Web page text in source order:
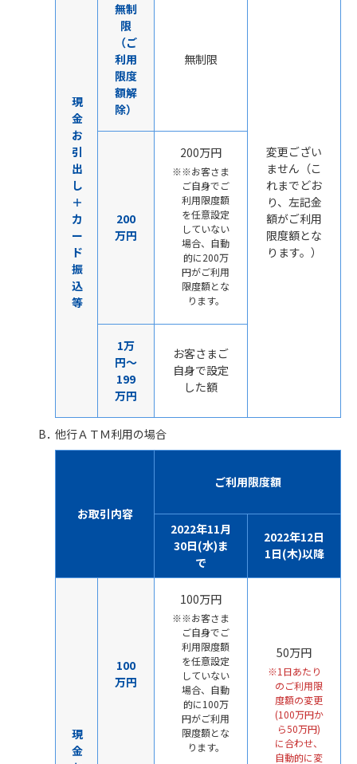
現
金
お
引
出
し
＋
カ
ー
ド
振
込
等
無制
限
（ご
利用
限度
額解
除）
無制限
変更ござい
ません（こ
れまでどお
り、左記金
額がご利用
限度額とな
ります。）
200
万円
200万円
※お客さま
ご自身でご
利用限度額
を任意設定
していない
場合、自動
的に200万
円がご利用
限度額とな
ります。
1万
円～
199
万円
お客さまご
自身で設定
した額
他行ＡＴＭ利用の場合
お取引内容
ご利用限度額
2022年11月
30日(水)ま
で
2022年12日
1日(木)以降
現
金
100
万円
100万円
※お客さま
ご自身でご
利用限度額
を任意設定
していない
場合、自動
的に100万
円がご利用
限度額とな
ります。
50万円
1日あたり
のご利用限
度額の変更
(100万円か
ら50万円)
に合わせ、
自動的に変